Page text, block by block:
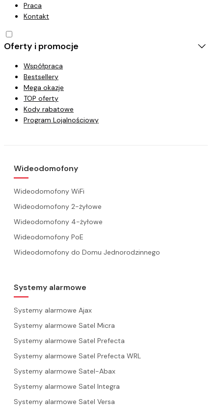
Praca
Kontakt
Oferty i promocje
Współpraca
Bestsellery
Mega okazje
TOP oferty
Kody rabatowe
Program Lojalnościowy
Wideodomofony
Wideodomofony WiFi
Wideodomofony 2-żyłowe
Wideodomofony 4-żyłowe
Wideodomofony PoE
Wideodomofony do Domu Jednorodzinnego
Systemy alarmowe
Systemy alarmowe Ajax
Systemy alarmowe Satel Micra
Systemy alarmowe Satel Prefecta
Systemy alarmowe Satel Prefecta WRL
Systemy alarmowe Satel-Abax
Systemy alarmowe Satel Integra
Systemy alarmowe Satel Versa